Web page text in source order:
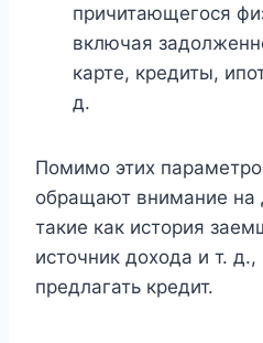
причитающегося
включая
карте, кредиты,
д.
Помимо этих
обращают внимание на
такие как история
источник дохода и т.
предлагать кредит.